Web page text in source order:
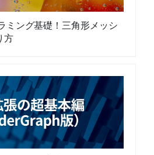
ミング基礎！三角形メッシ
方